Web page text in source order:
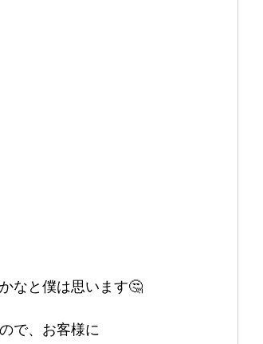
なと僕は思います🤔
で、お客様に